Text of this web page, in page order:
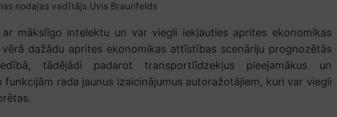
nodaļas vadītājs Uvis Braunfelds
mākslīgo intelektu un var viegli iekļauties aprites ekonomikas
dažādu aprites ekonomikas attīstības scenāriju prognozētās
tādējādi padarot transportlīdzekļus pieejamākus un
rada jaunus izaicinājumus autoražotājiem, kuri var viegli